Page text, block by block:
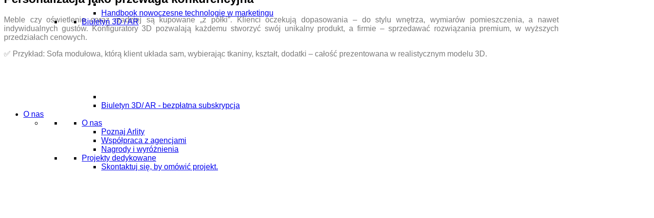
Handbook nowoczesne technologie w marketingu
Biuletyn 3D / AR
Biuletyn 3D/ AR - bezpłatna subskrypcja
O nas
O nas
Poznaj Arlity
Współpraca z agencjami
Nagrody i wyróżnienia
Projekty dedykowane
Skontaktuj się, by omówić projekt.
Meble czy oświetlenie coraz rzadziej są kupowane „z półki”. Klienci oczekują dopasowania – do stylu wnętrza, wymiarów pomieszczenia, a nawet
indywidualnych gustów. Konfiguratory 3D pozwalają każdemu stworzyć swój unikalny produkt, a firmie – sprzedawać rozwiązania premium, w wyższych
przedziałach cenowych.
✅ Przykład: Sofa modułowa, którą klient układa sam, wybierając tkaniny, kształt, dodatki – całość prezentowana w realistycznym modelu 3D.